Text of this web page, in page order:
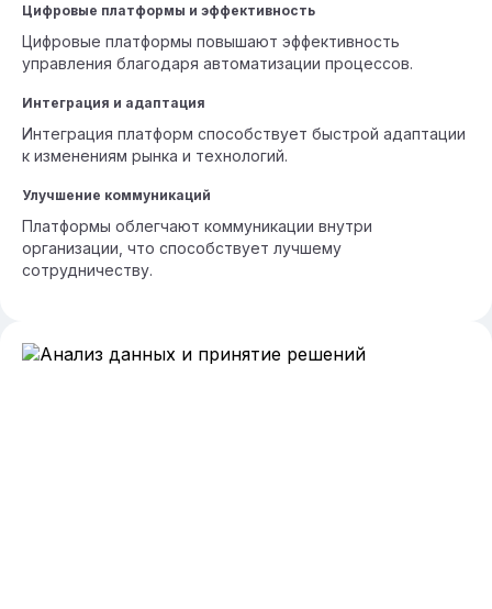
Цифровые платформы и эффективность
Цифровые платформы повышают эффективность
управления благодаря автоматизации процессов.
Интеграция и адаптация
Интеграция платформ способствует быстрой адаптации
к изменениям рынка и технологий.
Улучшение коммуникаций
Платформы облегчают коммуникации внутри
организации, что способствует лучшему
сотрудничеству.